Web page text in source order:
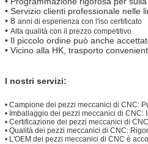
• Servizio clienti professionale nelle
• 8 anni di esperienza con l'iso certificato
• Alta qualità con il prezzo competitivo
• Il piccolo ordine può anche
• Vicino alla HK, trasporto
I nostri servizi:
• Campione dei pezzi meccanici di CNC:
• Imballaggio dei pezzi meccanici di CNC:
• Certificazione dei pezzi meccanici di
• Qualità dei pezzi meccanici di CNC:
• L'OEM dei pezzi meccanici di CNC è